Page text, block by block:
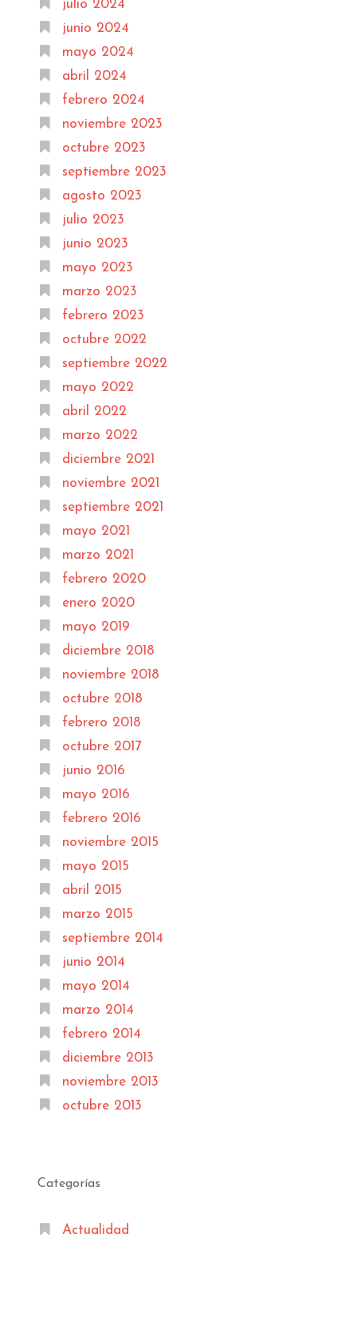
julio 2024
junio 2024
mayo 2024
abril 2024
febrero 2024
noviembre 2023
octubre 2023
septiembre 2023
agosto 2023
julio 2023
junio 2023
mayo 2023
marzo 2023
febrero 2023
octubre 2022
septiembre 2022
mayo 2022
abril 2022
marzo 2022
diciembre 2021
noviembre 2021
septiembre 2021
mayo 2021
marzo 2021
febrero 2020
enero 2020
mayo 2019
diciembre 2018
noviembre 2018
octubre 2018
febrero 2018
octubre 2017
junio 2016
mayo 2016
febrero 2016
noviembre 2015
mayo 2015
abril 2015
marzo 2015
septiembre 2014
junio 2014
mayo 2014
marzo 2014
febrero 2014
diciembre 2013
noviembre 2013
octubre 2013
Categorías
Actualidad